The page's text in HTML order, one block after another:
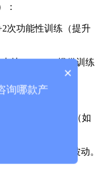
：
次功能性训练（提升
比50%-60%提供训练
：
+1次柔韧性训练（如
脂仪监测数据波动。
×
询哪款产